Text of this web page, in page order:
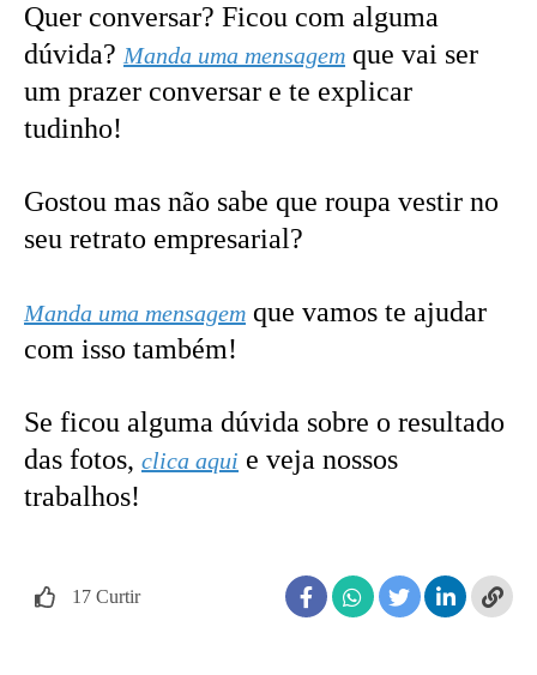
Quer conversar? Ficou com alguma
dúvida? Manda uma mensagem que vai ser
um prazer conversar e te explicar
tudinho!
Gostou mas não sabe que roupa vestir no
seu retrato empresarial?
Manda uma mensagem que vamos te ajudar
com isso também!
Se ficou alguma dúvida sobre o resultado
das fotos, clica aqui e veja nossos
trabalhos!
17 Curtir